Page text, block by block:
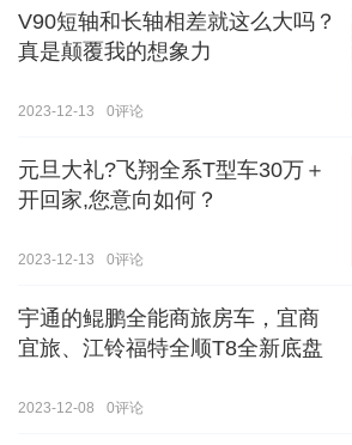
V90短轴和长轴相差就这么大吗？
真是颠覆我的想象力
2023-12-13 0评论
元旦大礼?飞翔全系T型车30万＋
开回家,您意向如何？
2023-12-13 0评论
宇通的鲲鹏全能商旅房车，宜商
宜旅、江铃福特全顺T8全新底盘
2023-12-08 0评论